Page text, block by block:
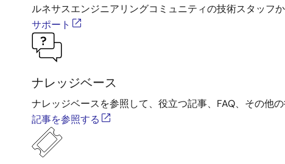
ルネサスエンジニアリングコミュニティの技術スタッフ
サポート
ナレッジベース
ナレッジベースを参照して、役立つ記事、FAQ、その他
記事を参照する